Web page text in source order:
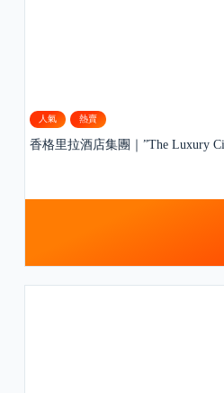
人氣 熱賣
香格里拉酒店集團｜”The Luxury